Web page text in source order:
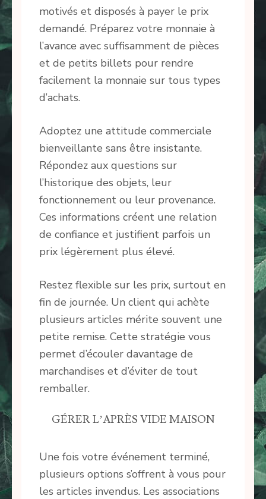
motivés et disposés à payer le prix
demandé. Préparez votre monnaie à
l’avance avec suffisamment de pièces
et de petits billets pour rendre
facilement la monnaie sur tous types
d’achats.
Adoptez une attitude commerciale
bienveillante sans être insistante.
Répondez aux questions sur
l’historique des objets, leur
fonctionnement ou leur provenance.
Ces informations créent une relation
de confiance et justifient parfois un
prix légèrement plus élevé.
Restez flexible sur les prix, surtout en
fin de journée. Un client qui achète
plusieurs articles mérite souvent une
petite remise. Cette stratégie vous
permet d’écouler davantage de
marchandises et d’éviter de tout
remballer.
GÉRER L’APRÈS VIDE MAISON
Une fois votre événement terminé,
plusieurs options s’offrent à vous pour
les articles invendus. Les associations